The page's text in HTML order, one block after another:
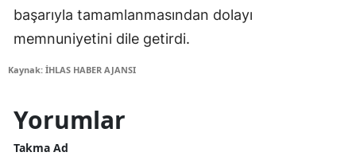
başarıyla tamamlanmasından dolayı
memnuniyetini dile getirdi.
Kaynak: İHLAS HABER AJANSI
Yorumlar
Takma Ad